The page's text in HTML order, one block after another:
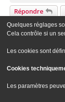
Répondre
Quelques réglages
Cela contrôle si un
Les cookies sont
Cookies
Les paramètres